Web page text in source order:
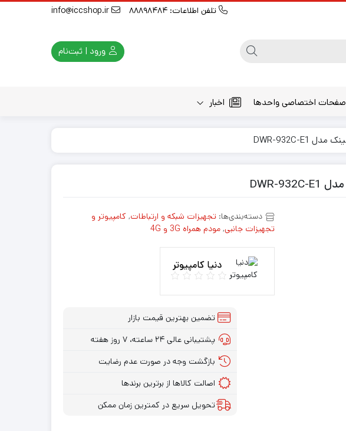
تلفن اطلاعات: 88898484
ورود | ثبت‌نام
صفحات اختصاصی واحدها اخبار
دسته‌بندی‌ها: تجهیزات شبکه و ارتباطات, کامپیوتر و
تجهیزات جانبی, مودم همراه 3G و 4G
دنیا کامپیوتر
تضمین بهترین قیمت بازار
پشتیبانی عالی ۲۴ ساعته، ۷ روز هفته
بازگشت وجه در صورت عدم رضایت
اصالت کالاها از برترین برندها
تحویل سریع در کمترین زمان ممکن